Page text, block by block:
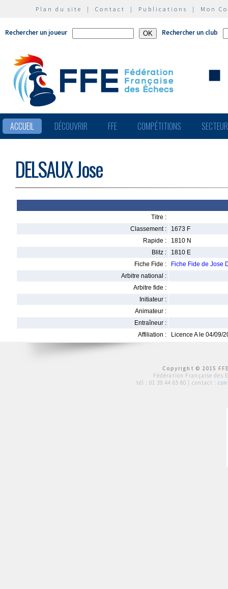
Plan du site | Contact | Publications | Mon
Rechercher un joueur Rechercher un club
ACCUEIL DÉCOUVRIR FFE COMPÉTITIONS
DELSAUX Jose
Titre :
Classement :
1673 F
Rapide :
1810 N
Blitz :
1810 E
Fiche Fide :
Fiche Fide de Jose
Arbitre national :
Arbitre fide :
Initiateur :
Animateur :
Entraîneur :
Affiliation :
Licence A le 04/09/
Copyright © 2015
Fédération Française des
tél : 01 39 44 65 80 | contact :